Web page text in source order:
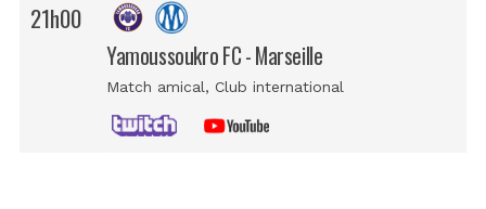
21h00
Yamoussoukro FC - Marseille
Match amical, Club international